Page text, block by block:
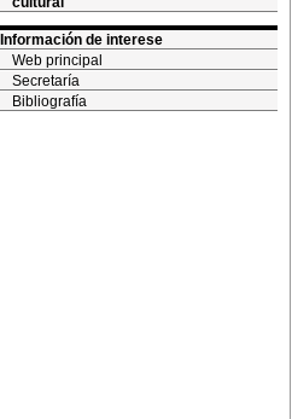
Información de interese
Web principal
Secretaría
Bibliografía